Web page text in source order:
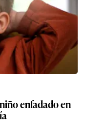
enfadado en